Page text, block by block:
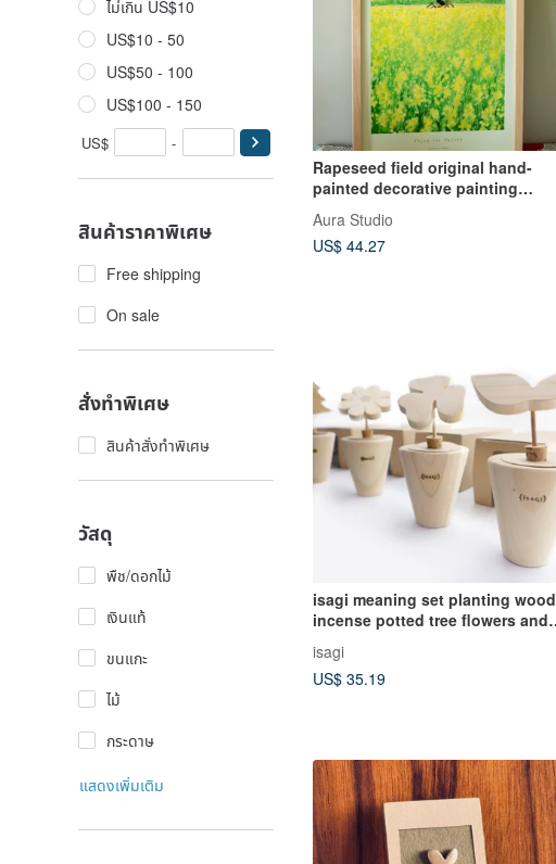
ไม่เกิน US$10
US$10 - 50
US$50 - 100
US$100 - 150
US$ -
สินค้าราคาพิเศษ
Free shipping
On sale
สั่งทำพิเศษ
สินค้าสั่งทำพิเศษ
วัสดุ
พืช/ดอกไม้
เงินแท้
ขนแกะ
ไม้
กระดาษ
แสดงเพิ่มเติม
Rapeseed field original hand-
painted decorative painting
bedroom living room hanging
painting dual-purpose
Aura Studio
US$ 44.27
isagi meaning set planting wood
incense potted tree flowers and
pure essential oil 10ml
isagi
US$ 35.19